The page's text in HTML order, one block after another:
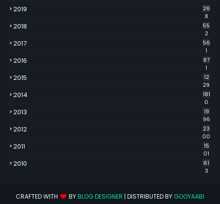
2019
26
8
2018
55
2
2017
56
1
2016
87
1
2015
12
29
2014
181
0
2013
19
96
2012
23
00
2011
15
01
2010
61
3
CRAFTED WITH BYBLOG DESIGNER | DISTRIBUTED BY GOOYAABI